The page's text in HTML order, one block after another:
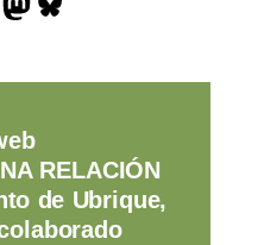
RELACIÓN
de Ubrique,